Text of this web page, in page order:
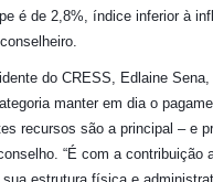
é de 2,8%, índice inferior à
do CRESS, Edlaine
manter em dia o
recursos são a principal – e
“É com a contribuição